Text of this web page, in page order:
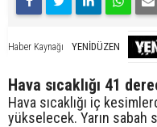
Haber Kaynağı YENİDÜZEN
Hava sıcaklığı 41
Hava sıcaklığı iç
yükselecek. Yarın